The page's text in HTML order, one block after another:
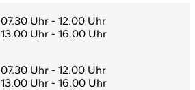
07.30 Uhr - 12.00 Uhr
13.00 Uhr - 16.00 Uhr
07.30 Uhr - 12.00 Uhr
13.00 Uhr - 16.00 Uhr